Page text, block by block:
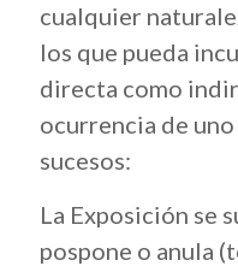
cualquier
los que pueda
directa como
ocurrencia de
sucesos:
La Exposición se
pospone o anula